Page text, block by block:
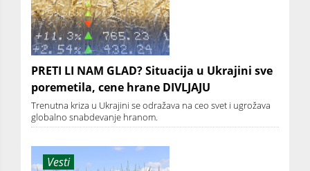
PRETI LI NAM GLAD? Situacija u Ukrajini sve
poremetila, cene hrane DIVLJAJU
Trenutna kriza u Ukrajini se odražava na ceo svet i ugrožava
globalno snabdevanje hranom.
Vesti